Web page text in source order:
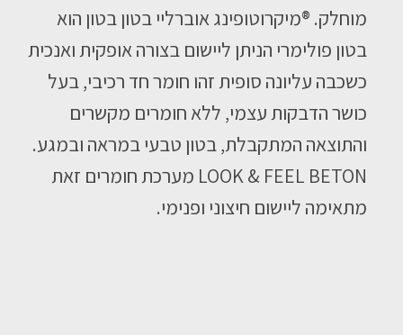
מוחלק. ®מיקרוטופינג אוברליי בטון בטון הוא
בטון פולימרי הניתן ליישום בצורה אופקית ואנכית
כשכבה עליונה סופית זהו חומר חד רכיבי, בעל
כושר הדבקות עצמי, ללא חומרים מקשרים
והתוצאה המתקבלת, בטון טבעי במראה ובמגע.
LOOK & FEEL BETON מערכת חומרים זאת
מתאימה ליישום חיצוני ופנימי.